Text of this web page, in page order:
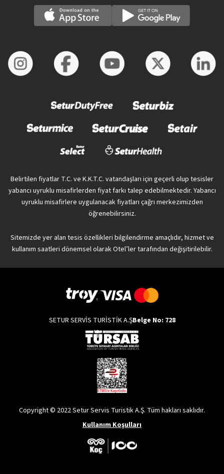
Belirtilen fiyatlar T.C. ve K.K.T.C. vatandaşları için geçerli olup tesisler
yabancı uyruklu misafirlerden fiyat farkı talep edebilmektedir. Yabancı
uyruklu misafirlere uygulanacak fiyatları çağrı merkezimizden
öğrenebilirsiniz.
Sitemizde yer alan tesis özellikleri bilgilendirme amaçlıdır, hizmet ve
kullanım saatleri dönemsel olarak Otel’ler tarafından değişitirilebilir.
SETUR SERVİS TURİSTİK A.ŞBelge No: 728
Copyright © 2022 Setur Servis Turistik A.Ş. Tüm hakları saklıdır.
Kullanım Koşulları